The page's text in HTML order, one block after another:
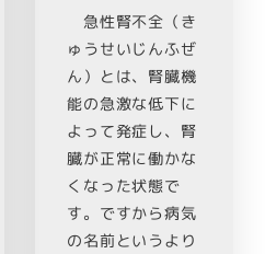
急性腎不全（き
ゅうせいじんふぜ
ん）とは、腎臓機
能の急激な低下に
よって発症し、腎
臓が正常に働かな
くなった状態で
す。ですから病気
の名前というより